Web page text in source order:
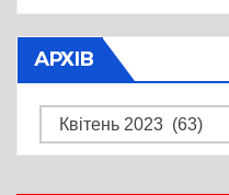
АРХІВ
Архів